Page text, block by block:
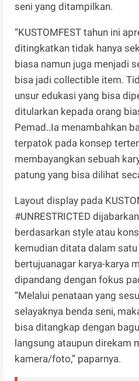
seni yang ditampilkan.
“KUSTOMFEST tahun ini
ditingkatkan tidak hanya
biasa namun juga menjadi
bisa jadi collectible item.
unsur edukasi yang bisa
ditularkan kepada orang
Pemad..Ia menambahkan
terpatok pada konsep
membayangkan sebuah
patung yang bisa dilihat
Layout display pada
#UNRESTRICTED
berdasarkan style atau
kemudian ditata dalam satu
bertujuanagar karya-karya
dipandang dengan fokus
“Melalui penataan yang
selayaknya benda seni,
bisa ditangkap dengan
langsung ataupun direkam
kamera/foto,” paparnya.